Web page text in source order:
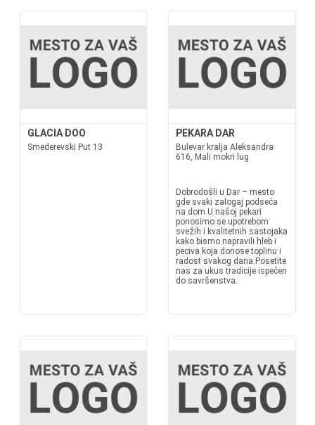
GLACIA DOO
Smederevski Put 13
PEKARA DAR
Bulevar kralja Aleksandra
616, Mali mokri lug
Dobrodošli u Dar – mesto
gde svaki zalogaj podseća
na dom.U našoj pekari
ponosimo se upotrebom
svežih i kvalitetnih sastojaka
kako bismo napravili hleb i
peciva koja donose toplinu i
radost svakog dana.Posetite
nas za ukus tradicije ispečen
do savršenstva.